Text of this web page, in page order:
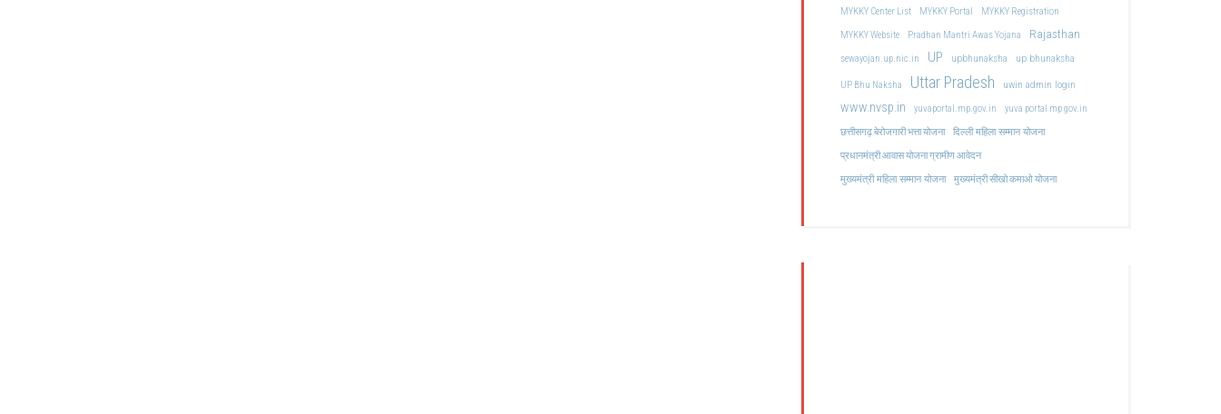
MYKKY Center List
MYKKY Portal
MYKKY Registration
MYKKY Website
Pradhan Mantri Awas Yojana Rajasthan
sewayojan.up.nic.in UP upbhunaksha up bhunaksha
UP Bhu Naksha Uttar Pradesh uwin admin login
www.nvsp.in yuvaportal.mp.gov.in
yuva portal mp gov.in
छत्तीसगढ़ बेरोजगारी भत्ता योजना
दिल्ली महिला सम्मान योजना
प्रधानमंत्री आवास योजना ग्रामीण आवेदन
मुख्यमंत्री महिला सम्मान योजना मुख्यमंत्री सीखो कमाओ योजना